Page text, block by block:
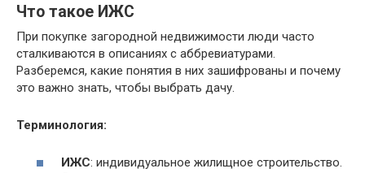
Что такое ИЖС
При покупке загородной недвижимости люди часто
сталкиваются в описаниях с аббревиатурами.
Разберемся, какие понятия в них зашифрованы и почему
это важно знать, чтобы выбрать дачу.
Терминология:
ИЖС: индивидуальное жилищное строительство.